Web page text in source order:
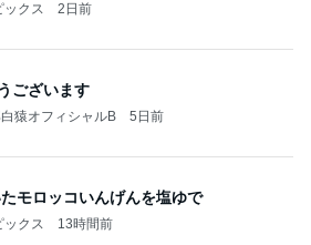
ックス 2日前
ございます
猿オフィシャルB 5日前
モロッコいんげんを塩ゆで
ックス 13時間前